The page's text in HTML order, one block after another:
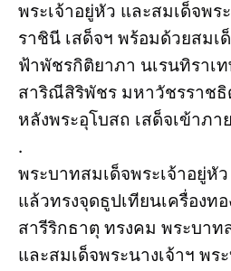
พระเจ้าอยู่หัว และสมเด็จพร
ราชินี เสด็จฯ พร้อมด้วยสมเด็
ฟ้าพัชรกิติยาภา นเรนทิราเ
สาริณีสิริพัชร มหาวัชรราชธิ
หลังพระอุโบสถ เสด็จเข้าภา
.
พระบาทสมเด็จพระเจ้าอยู่หั
แล้วทรงจุดธูปเทียนเครื่องท
สารีริกธาตุ ทรงคม พระบาท
และสมเด็จพระนางเจ้าฯ พร